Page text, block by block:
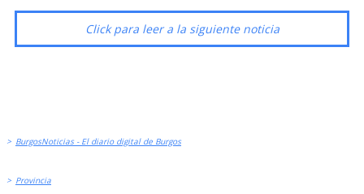
Click para leer a la siguiente noticia
> BurgosNoticias - El diario digital de Burgos
> Provincia